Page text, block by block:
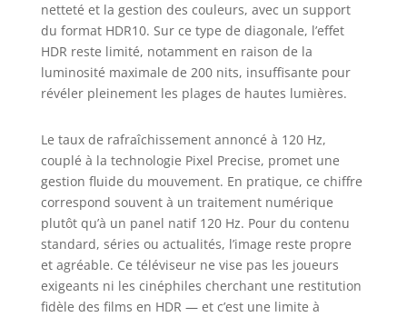
netteté et la gestion des couleurs, avec un support
du format HDR10. Sur ce type de diagonale, l’effet
HDR reste limité, notamment en raison de la
luminosité maximale de 200 nits, insuffisante pour
révéler pleinement les plages de hautes lumières.
Le taux de rafraîchissement annoncé à 120 Hz,
couplé à la technologie Pixel Precise, promet une
gestion fluide du mouvement. En pratique, ce chiffre
correspond souvent à un traitement numérique
plutôt qu’à un panel natif 120 Hz. Pour du contenu
standard, séries ou actualités, l’image reste propre
et agréable. Ce téléviseur ne vise pas les joueurs
exigeants ni les cinéphiles cherchant une restitution
fidèle des films en HDR — et c’est une limite à